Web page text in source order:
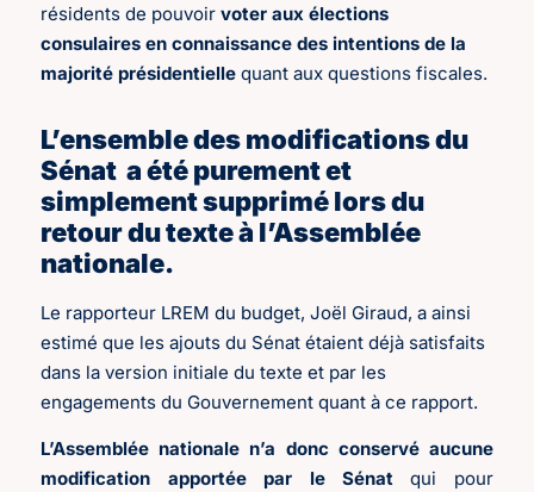
résidents de pouvoirvoter aux élections
consulaires en connaissance des intentions de la
majorité présidentielle quant aux questions fiscales.
L’ensemble des modifications du
Sénat a été purement et
simplement supprimé lors du
retour du texte à l’Assemblée
nationale.
Le rapporteur LREM du budget, Joël Giraud, a ainsi
estimé que les ajouts du Sénat étaient déjà satisfaits
dans la version initiale du texte et par les
engagements du Gouvernement quant à ce rapport.
L’Assemblée nationale n’a donc conservé aucune
modification apportée par le Sénatqui pour